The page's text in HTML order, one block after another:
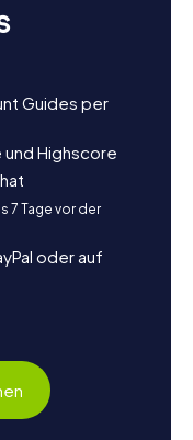
Guides per
Highscore
7 Tage vor der
oder auf